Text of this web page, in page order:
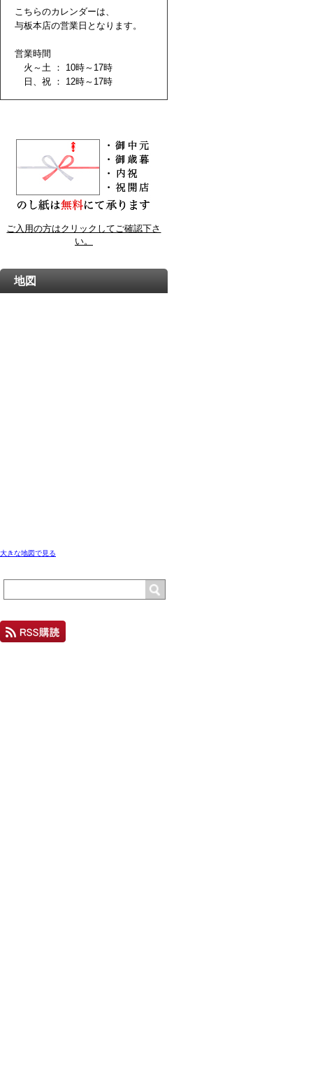
こちらのカレンダーは、
与板本店の営業日となります。
営業時間
火～土 ： 10時～17時
日、祝 ： 12時～17時
ご入用の方はクリックしてご確認下さ
い。
地図
大きな地図で見る